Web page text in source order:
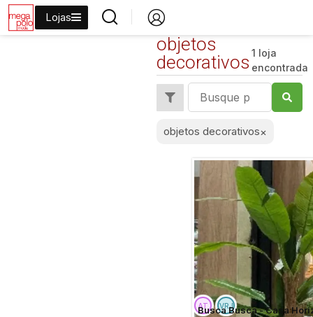
Lojas
objetos
decorativos 1 loja
encontrada
objetos decorativos×
Busca Busca - Casa